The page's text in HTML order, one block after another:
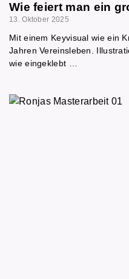
Wie feiert man ein
13. Oktober 2025
Mit einem Keyvisual wie ein
Jahren Vereinsleben.
wie eingeklebt …